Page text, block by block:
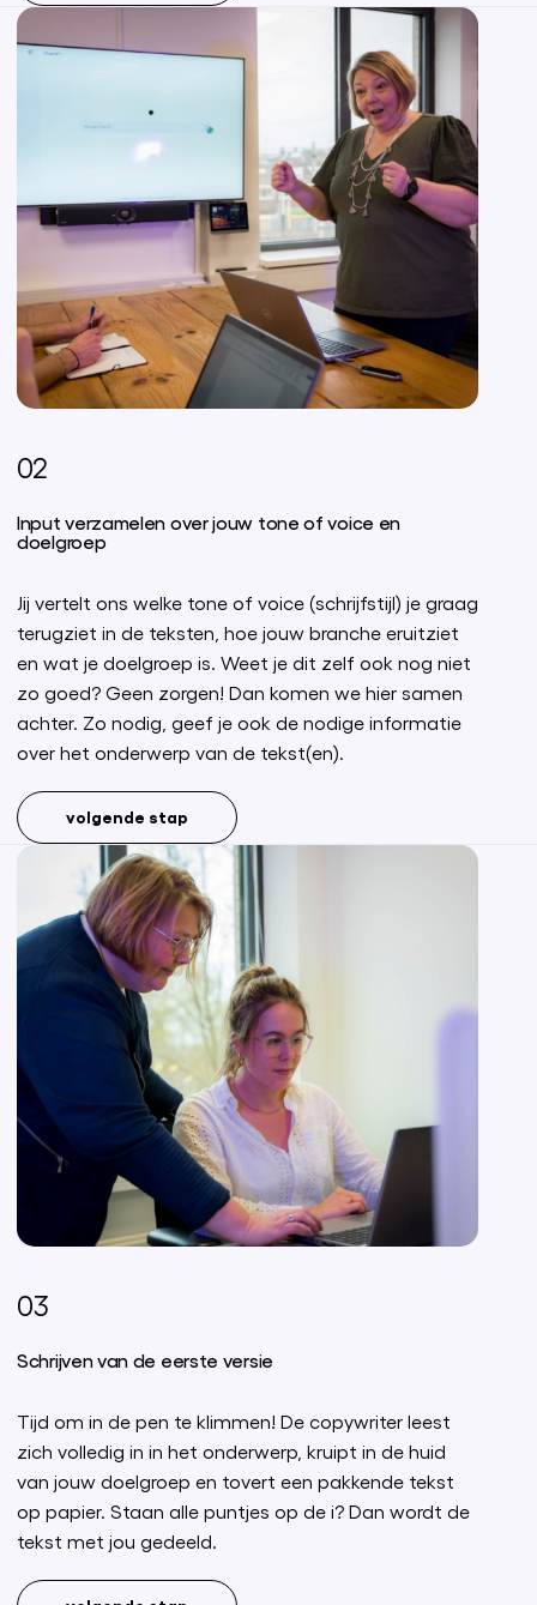
02
Input verzamelen over jouw tone of voice en
doelgroep
Jij vertelt ons welke tone of voice (schrijfstijl) je graag
terugziet in de teksten, hoe jouw branche eruitziet
en wat je doelgroep is. Weet je dit zelf ook nog niet
zo goed? Geen zorgen! Dan komen we hier samen
achter. Zo nodig, geef je ook de nodige informatie
over het onderwerp van de tekst(en).
volgende stap
03
Schrijven van de eerste versie
Tijd om in de pen te klimmen! De copywriter leest
zich volledig in in het onderwerp, kruipt in de huid
van jouw doelgroep en tovert een pakkende tekst
op papier. Staan alle puntjes op de i? Dan wordt de
tekst met jou gedeeld.